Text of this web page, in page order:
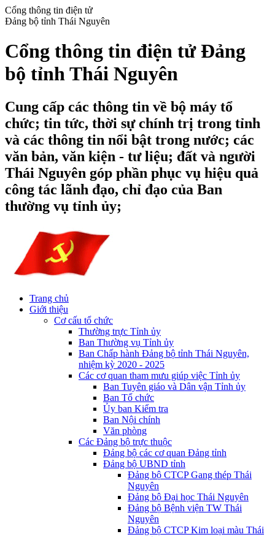
Cổng thông tin điện tử
Đảng bộ tỉnh Thái Nguyên
Cổng thông tin điện tử Đảng
bộ tỉnh Thái Nguyên
Cung cấp các thông tin về bộ máy tổ
chức; tin tức, thời sự chính trị trong tỉnh
và các thông tin nổi bật trong nước; các
văn bản, văn kiện - tư liệu; đất và người
Thái Nguyên góp phần phục vụ hiệu quả
công tác lãnh đạo, chỉ đạo của Ban
thường vụ tỉnh ủy;
Trang chủ
Giới thiệu
Cơ cấu tổ chức
Thường trực Tỉnh ủy
Ban Thường vụ Tỉnh ủy
Ban Chấp hành Đảng bộ tỉnh Thái Nguyên,
nhiệm kỳ 2020 - 2025
Các cơ quan tham mưu giúp việc Tỉnh ủy
Ban Tuyên giáo và Dân vận Tỉnh ủy
Ban Tổ chức
Ủy ban Kiểm tra
Ban Nội chính
Văn phòng
Các Đảng bộ trực thuộc
Đảng bộ các cơ quan Đảng tỉnh
Đảng bộ UBND tỉnh
Đảng bộ CTCP Gang thép Thái
Nguyên
Đảng bộ Đại học Thái Nguyên
Đảng bộ Bệnh viện TW Thái
Nguyên
Đảng bộ CTCP Kim loại màu Thái